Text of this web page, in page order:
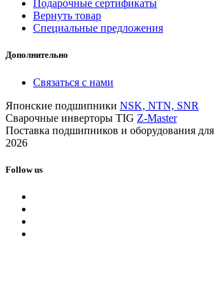
Подарочные сертификаты
Вернуть товар
Специальные предложения
Дополнительно
Связаться с нами
Японские подшипники NSK, NTN, SNR
Сварочные инверторы TIG Z-Master
Поставка подшипников и оборудования
2026
Follow us